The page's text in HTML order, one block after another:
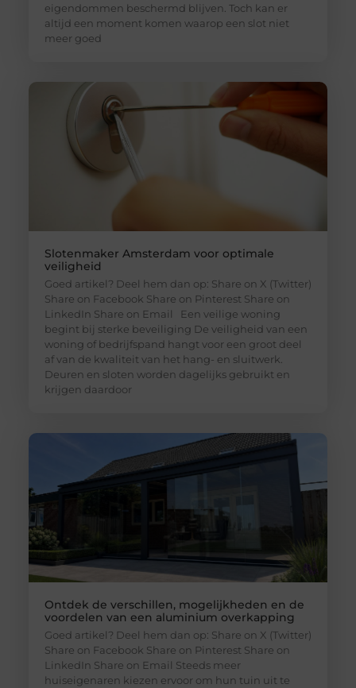
eigendommen beschermd blijven. Toch kan er
altijd een moment komen waarop een slot niet
meer goed
Slotenmaker Amsterdam voor optimale
veiligheid
Goed artikel? Deel hem dan op: Share on X (Twitter)
Share on Facebook Share on Pinterest Share on
LinkedIn Share on Email Een veilige woning
begint bij sterke beveiliging De veiligheid van een
woning of bedrijfspand hangt voor een groot deel
af van de kwaliteit van het hang- en sluitwerk.
Deuren en sloten worden dagelijks gebruikt en
krijgen daardoor
Ontdek de verschillen, mogelijkheden en de
voordelen van een aluminium overkapping
Goed artikel? Deel hem dan op: Share on X (Twitter)
Share on Facebook Share on Pinterest Share on
LinkedIn Share on Email Steeds meer
huiseigenaren kiezen ervoor om hun tuin uit te